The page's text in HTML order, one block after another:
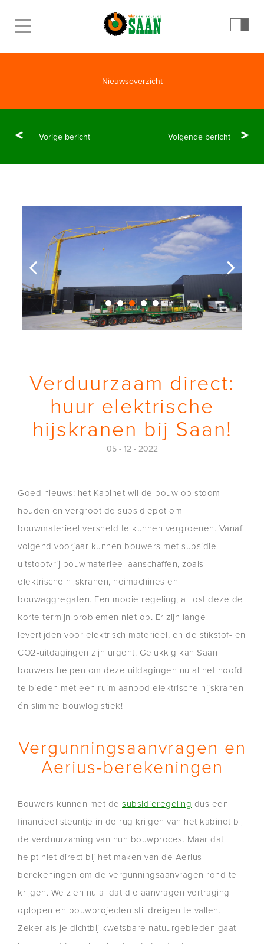
Nieuwsoverzicht
Vorige bericht Volgende bericht
Verduurzaam direct:
huur elektrische
hijskranen bij Saan!
05 - 12 - 2022
Goed nieuws: het Kabinet wil de bouw op stoom
houden en vergroot de subsidiepot om
bouwmaterieel versneld te kunnen vergroenen. Vanaf
volgend voorjaar kunnen bouwers met subsidie
uitstootvrij bouwmaterieel aanschaffen, zoals
elektrische hijskranen, heimachines en
bouwaggregaten. Een mooie regeling, al lost deze de
korte termijn problemen niet op. Er zijn lange
levertijden voor elektrisch materieel, en de stikstof- en
CO2-uitdagingen zijn urgent. Gelukkig kan Saan
bouwers helpen om deze uitdagingen nu al het hoofd
te bieden met een ruim aanbod elektrische hijskranen
én slimme bouwlogistiek!
Vergunningsaanvragen en
Aerius-berekeningen
Bouwers kunnen met de subsidieregeling dus een
financieel steuntje in de rug krijgen van het kabinet bij
de verduurzaming van hun bouwproces. Maar dat
helpt niet direct bij het maken van de Aerius-
berekeningen om de vergunningsaanvragen rond te
krijgen. We zien nu al dat die aanvragen vertraging
oplopen en bouwprojecten stil dreigen te vallen.
Zeker als je dichtbij kwetsbare natuurgebieden gaat